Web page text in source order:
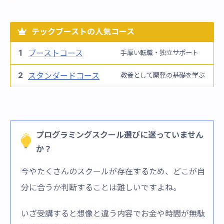
テックブーストの人気コース
1 ブーストコース 手厚い転職・独立サポート
2 スタンダードコース 教養として開発の基礎を学ぶ
プログラミングスクール選びに迷っていません
か？
今やたくさんのスクールが存在するため、どこが自
分に合うか判断することは難しいですよね。
いざ受講すると想像と違う内容でお金や時間が無駄